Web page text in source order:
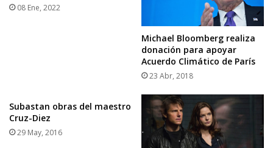
08 Ene, 2022
Michael Bloomberg realiza
donación para apoyar
Acuerdo Climático de París
23 Abr, 2018
Subastan obras del maestro
Cruz-Diez
29 May, 2016